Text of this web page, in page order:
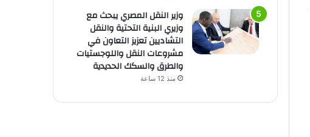
وزير النقل المصري يبحث مع
وزيري البنية التحتية والنقل
التشاديين تعزيز التعاون في
مشروعات النقل واللوجستيات
والطرق والسكك الحديدية
منذ 12 ساعة